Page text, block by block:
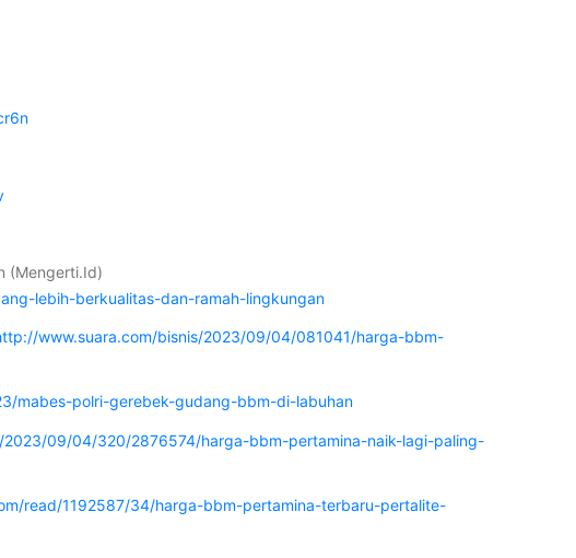
(Mengerti.Id)
lebih-berkualitas-dan-ramah-lingkungan
www.suara.com/bisnis/2023/09/04/081041/harga-bbm-
mabes-polri-gerebek-gudang-bbm-di-labuhan
09/04/320/2876574/harga-bbm-pertamina-naik-lagi-paling-
read/1192587/34/harga-bbm-pertamina-terbaru-pertalite-